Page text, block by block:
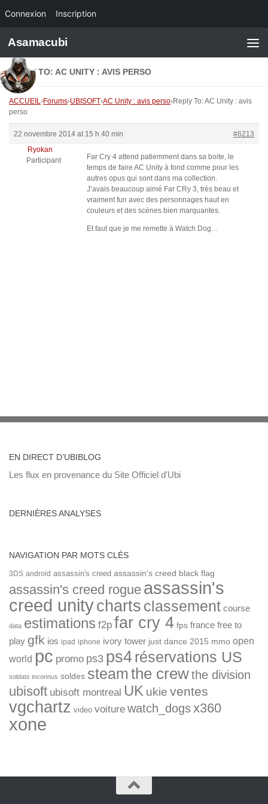
Connexion Inscription
Skip to content
Asamacubi
REPLY TO: AC UNITY : AVIS PERSO
ACCUEIL›Forums›UBISOFT›AC Unity : avis perso›Reply To: AC Unity : avis
perso
22 novembre 2014 at 15 h 40 min
#6213
Ryokan
Participant
Far Cry 4 attend patiemment dans sa boite, le
temps de faire AC Unity à fond comme pour les
autres opus qui sont dans ma collection.
J’avais beaucoup aimé Far CRy 3, très beau et
vraiment fun avec des personnages haut en
couleurs et des scènes bien marquantes.
Et faut que je me remette à Watch Dog…
EN DIRECT D’UBIBLOG
Les flux en provenance du Site Officiel d'Ubi
DERNIÈRES ANALYSES
NAVIGATION PAR MOTS CLÉS
3DS android assassin's creed assassin's creed black flag
assassin's creed rogue assassin's
creed unitycharts classement course
data estimations f2p far cry 4 fps france free to
play gfk ios ipad iphone ivory tower just dance 2015 mmo open
world pc promo ps3 ps4réservations US
soldats inconnus soldes steamthe crewthe division
ubisoft ubisoft montreal UK ukie ventes
vgchartz video voiture watch_dogsx360
xone